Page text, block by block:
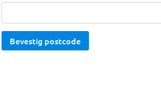
Bevestig postcode